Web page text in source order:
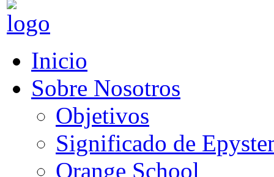
Inicio
Sobre Nosotros
Objetivos
Significado de
Orange School